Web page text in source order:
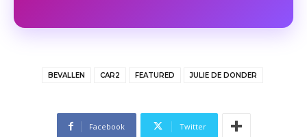
BEVALLEN CAR2 FEATURED JULIE DE DONDER
Facebook Twitter